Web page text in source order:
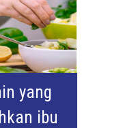
yang
ibu